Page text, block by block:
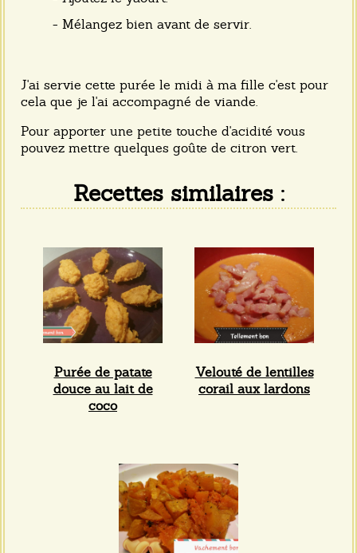
- Mélangez bien avant de servir.
J'ai servie cette purée le midi à ma fille c'est pour
cela que je l'ai accompagné de viande.
Pour apporter une petite touche d'acidité vous
pouvez mettre quelques goûte de citron vert.
Recettes similaires :
Purée de patate
douce au lait de
coco
Velouté de lentilles
corail aux lardons